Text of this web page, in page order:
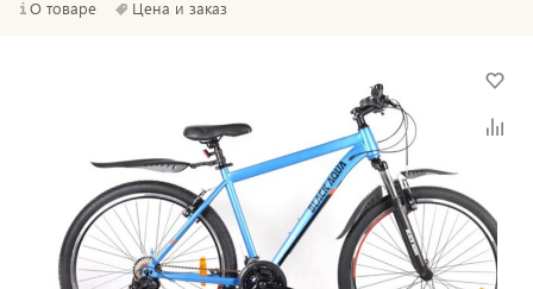
О товаре Цена и заказ